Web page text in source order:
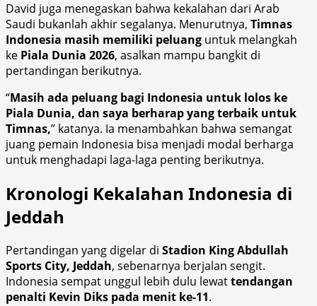
David juga menegaskan bahwa kekalahan dari Arab
Saudi bukanlah akhir segalanya. Menurutnya, Timnas
Indonesia masih memiliki peluang untuk melangkah
ke Piala Dunia 2026, asalkan mampu bangkit di
pertandingan berikutnya.
“Masih ada peluang bagi Indonesia untuk lolos ke
Piala Dunia, dan saya berharap yang terbaik untuk
Timnas,” katanya. Ia menambahkan bahwa semangat
juang pemain Indonesia bisa menjadi modal berharga
untuk menghadapi laga-laga penting berikutnya.
Kronologi Kekalahan Indonesia di
Jeddah
Pertandingan yang digelar di Stadion King Abdullah
Sports City, Jeddah, sebenarnya berjalan sengit.
Indonesia sempat unggul lebih dulu lewattendangan
penalti Kevin Diks pada menit ke-11.